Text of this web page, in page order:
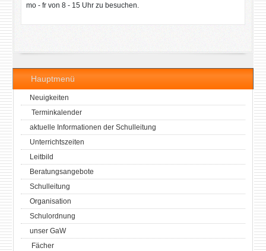
Hauptmenü
Neuigkeiten
Terminkalender
aktuelle Informationen der Schulleitung
Unterrichtszeiten
Leitbild
Beratungsangebote
Schulleitung
Organisation
Schulordnung
unser GaW
Fächer
mo - fr von 8 - 15 Uhr zu besuchen.